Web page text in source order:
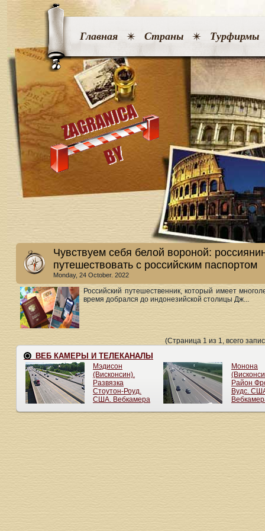
Главная Страны Турфирмы
Чувствуем себя белой вороной:
путешествовать с российским паспортом
Monday, 24 October. 2022
Российский путешественник, который имеет
время добрался до индонезийской столицы Дж...
(Страница 1 из 1, всего